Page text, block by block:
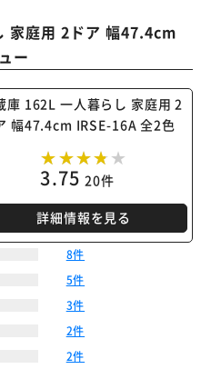
家庭用 2ドア 幅47.4cm
ー
庫 162L 一人暮らし 家庭用 2
幅47.4cm IRSE-16A 全2色
3.75 20件
詳細情報を見る
8件
5件
3件
2件
2件
購入手続きへ